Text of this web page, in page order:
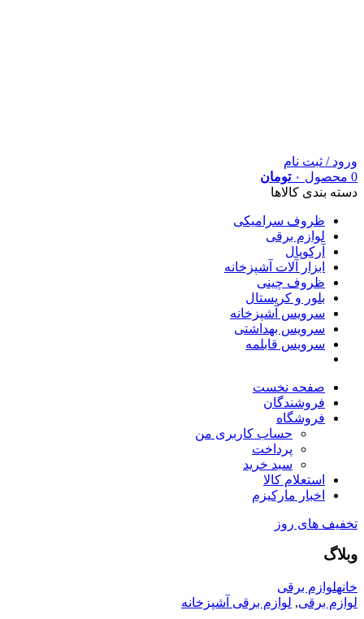
ورود / ثبت نام
0 محصول ۰ تومان
دسته بندی کالاها
ظروف سرامیکی
لوازم برقی
آرکوپال
ابزار آلات آشپزخانه
ظروف چینی
بلور و کریستال
سرویس آشپزخانه
سرویس بهداشتی
سرویس قابلمه
صفحه نخست
فروشندگان
فروشگاه
حساب کاربری من
پرداخت
سبد خرید
استعلام کالا
اخبار مارکیزم
تخفیف های روز
وبلاگ
خانهلوازم برقی
لوازم برقی, لوازم برقی آشپزخانه